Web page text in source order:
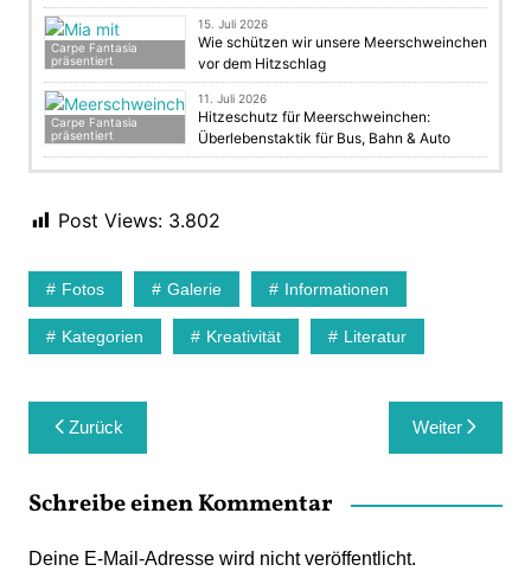
Carpe Fantasia
präsentiert
15. Juli 2026
Wie schützen wir unsere Meerschweinchen
vor dem Hitzschlag
Carpe Fantasia
präsentiert
11. Juli 2026
Hitzeschutz für Meerschweinchen:
Überlebenstaktik für Bus, Bahn & Auto
Post Views: 3.802
Fotos Galerie Informationen
Kategorien Kreativität Literatur
Beitragsnavigation
Zurück Weiter
Schreibe einen Kommentar
Deine E-Mail-Adresse wird nicht veröffentlicht.